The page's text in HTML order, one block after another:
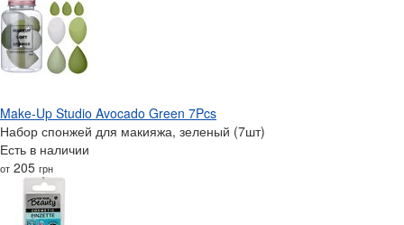
Make-Up Studio Avocado Green 7Pcs
Набор спонжей для макияжа, зеленый (7шт)
Есть в наличии
от 205 грн